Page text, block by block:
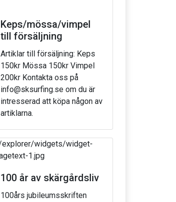
Keps/mössa/vimpel
till försäljning
Artiklar till försäljning: Keps
150kr Mössa 150kr Vimpel
200kr Kontakta oss på
info@sksurfing.se om du är
intresserad att köpa någon av
artiklarna.
100 år av skärgårdsliv
100års jubileumsskriften